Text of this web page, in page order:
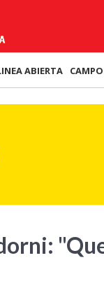
ABIERTA CAMPO